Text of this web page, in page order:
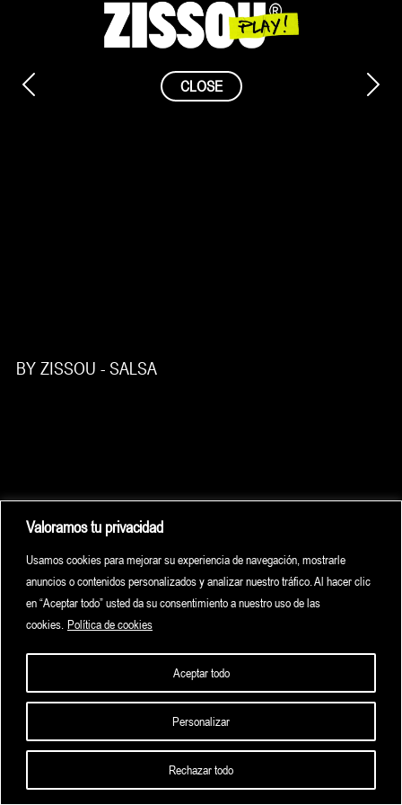
Valoramos tu privacidad
Usamos cookies para mejorar su experiencia de navegación, mostrarle
anuncios o contenidos personalizados y analizar nuestro tráfico. Al hacer clic
en “Aceptar todo” usted da su consentimiento a nuestro uso de las
cookies. Política de cookies
Personalizar
Rechazar todo
Aceptar todo
CLOSE
BY ZISSOU - SALSA
HOME HIGHLIGHTS ARCHIVE CONTACT